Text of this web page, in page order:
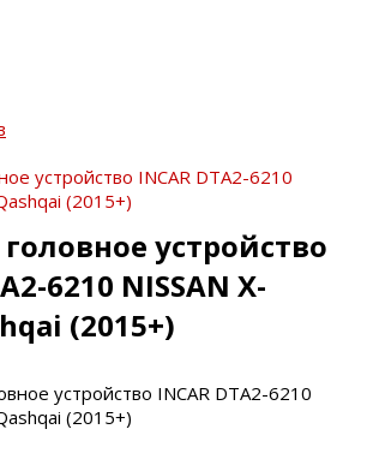
устройство INCAR DTA2-6210
(2015+)
устройство
6210 NISSAN X-
(2015+)